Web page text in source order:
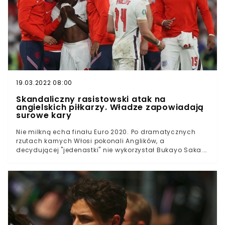
AnglikomWłoch zadrwił z piosenki, która stała się
hymnem angielskich kibiców. Dziennikarzom wyjaśnił
dlaczegoLeonardo Bonucci po zakończeniu finału Euro
2020 nie posiadał się z radości. Obrońca nowych
Mistrzów Europy postanowił zripostować Anglików, którzy
byli pewni triumfu swojej drużyny. Włoch w oryginalny
sposób wbił szpilę rywalom i ich kibicom.
19.03.2022 08:00
Skandaliczny rasistowski atak na
angielskich piłkarzy. Władze zapowiadają
surowe kary
Nie milkną echa finału Euro 2020. Po dramatycznych
rzutach karnych Włosi pokonali Anglików, a
decydującej "jedenastki" nie wykorzystał Bukayo Saka.
sprawie federacja.Finał Euro 2020 zakończył się
skandalem rasistowskim wywołanym przez angielskich
kibiców"Fani" reprezentacji Anglii obrażali na tle
rasowym Bukayo Sakę, który nie wykorzystał
decydującego rzutu karnegoDo afery odniosła się już
angielska federacja, która jednoznacznie potępiła takie